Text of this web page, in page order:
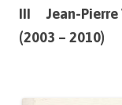
III Jean-Pierre
(2003 – 2010)